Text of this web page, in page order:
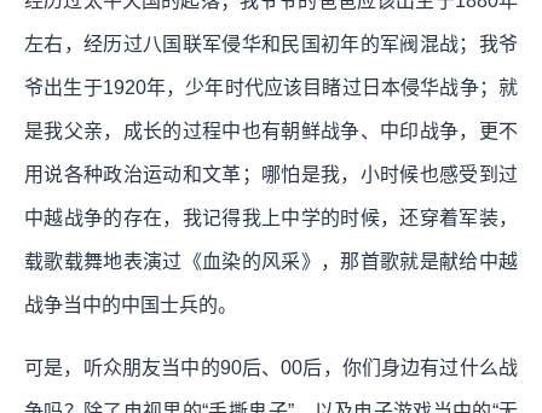
左右，经历过八国联军侵华和民国初年的军阀混战；我爷
爷出生于1920年，少年时代应该目睹过日本侵华战争；就
是我父亲，成长的过程中也有朝鲜战争、中印战争，更不
用说各种政治运动和文革；哪怕是我，小时候也感受到过
中越战争的存在，我记得我上中学的时候，还穿着军装，
载歌载舞地表演过《血染的风采》，那首歌就是献给中越
战争当中的中国士兵的。
可是，听众朋友当中的90后、00后，你们身边有过什么战